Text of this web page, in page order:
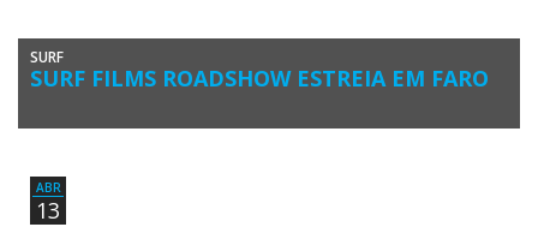
SURF
SURF FILMS ROADSHOW ESTREIA EM FARO
A contagem decrescente para a edição deste ano do Allianz
ABR
13